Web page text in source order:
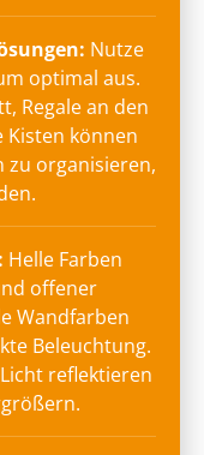
Nutze
optimal aus.
Regale an den
Kisten können
zu organisieren,
Helle Farben
offener
Wandfarben
Beleuchtung.
reflektieren